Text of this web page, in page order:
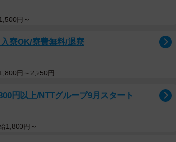
円～
寮OK/寮費無料/退寮
円～2,250円
円以上/NTTグループ9月スタート
1,800円～